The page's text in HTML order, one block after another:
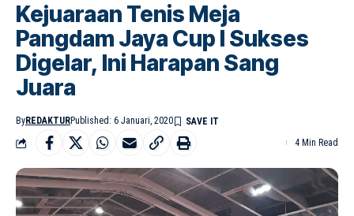
Kejuaraan Tenis Meja
Pangdam Jaya Cup l Sukses
Digelar, Ini Harapan Sang
Juara
ByREDAKTURPublished: 6 Januari, 2020
4 Min Read